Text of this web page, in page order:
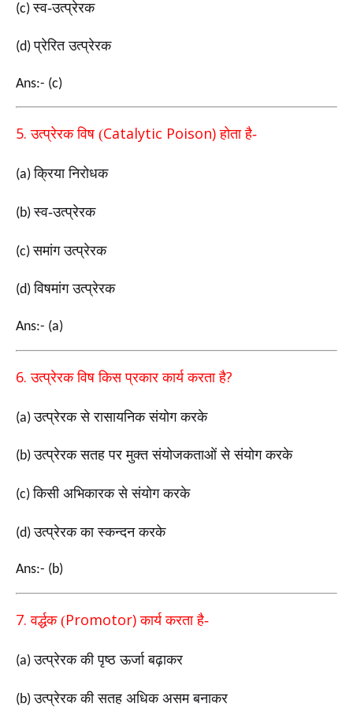
(c)स्व-उत्प्रेरक
(d)प्रेरित उत्प्रेरक
Ans:- (c)
5.उत्प्रेरक विष (Catalytic Poison)होता है-
(a)क्रिया निरोधक
(b)स्व-उत्प्रेरक
(c)समांग उत्प्रेरक
(d)विषमांग उत्प्रेरक
Ans:- (a)
6.उत्प्रेरक विष किस प्रकार कार्य करता है?
(a)उत्प्रेरक से रासायनिक संयोग करके
(b)उत्प्रेरक सतह पर मुक्त संयोजकताओं से संयोग करके
(c)किसी अभिकारक से संयोग करके
(d)उत्प्रेरक का स्कन्दन करके
Ans:- (b)
7.वर्द्धक (Promotor)कार्य करता है-
(a)उत्प्रेरक की पृष्ठ ऊर्जा बढ़ाकर
(b)उत्प्रेरक की सतह अधिक असम बनाकर